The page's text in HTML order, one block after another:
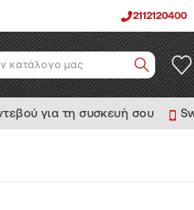
2112120400
για τη συσκευή σου